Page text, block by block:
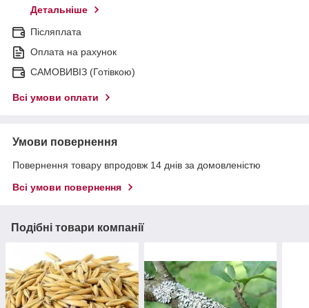
Детальніше
Післяплата
Оплата на рахунок
САМОВИВІЗ (Готівкою)
Всі умови оплати
Умови повернення
Повернення товару впродовж 14 днів за домовленістю
Всі умови повернення
Подібні товари компанії